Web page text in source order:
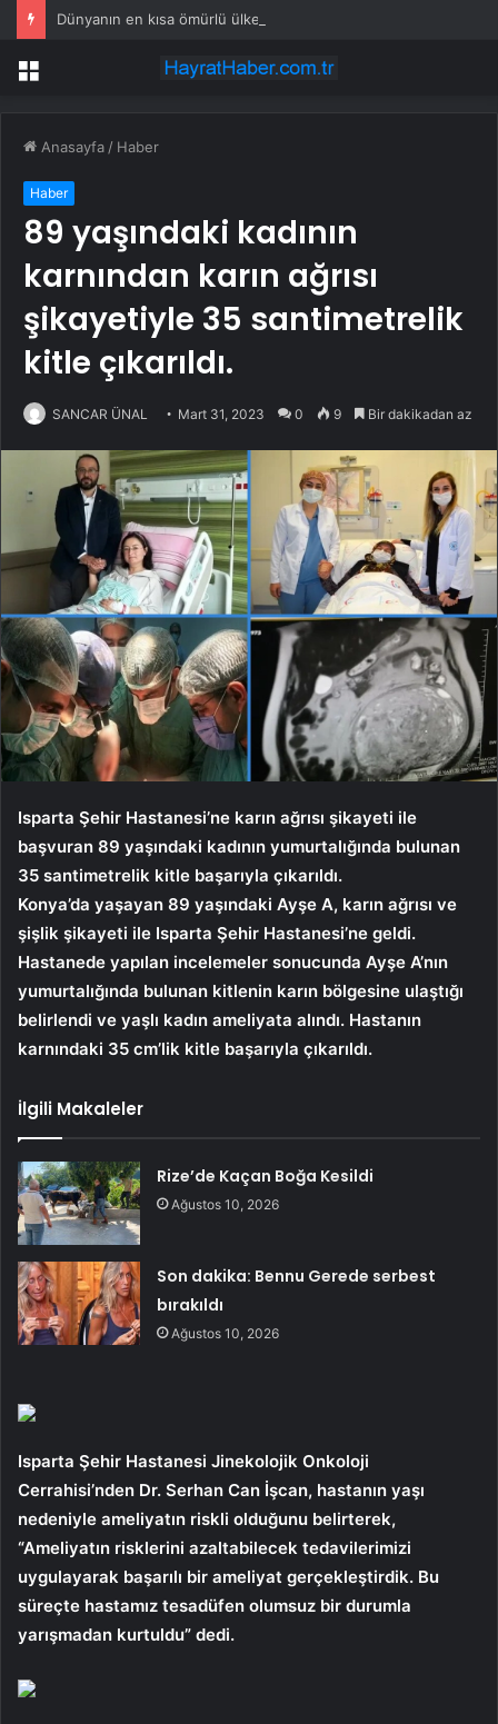
Menü
Anasayfa / Haber
Haber
89 yaşındaki kadının
karnından karın ağrısı
şikayetiyle 35 santimetrelik
kitle çıkarıldı.
SANCAR ÜNAL Mart 31, 2023 0 9 Bir dakikadan az
Isparta Şehir Hastanesi’ne karın ağrısı şikayeti ile
başvuran 89 yaşındaki kadının yumurtalığında bulunan
35 santimetrelik kitle başarıyla çıkarıldı.
Konya’da yaşayan 89 yaşındaki Ayşe A, karın ağrısı ve
şişlik şikayeti ile Isparta Şehir Hastanesi’ne geldi.
Hastanede yapılan incelemeler sonucunda Ayşe A’nın
yumurtalığında bulunan kitlenin karın bölgesine ulaştığı
belirlendi ve yaşlı kadın ameliyata alındı. Hastanın
karnındaki 35 cm’lik kitle başarıyla çıkarıldı.
İlgili Makaleler
Rize’de Kaçan Boğa Kesildi
Ağustos 10, 2026
Son dakika: Bennu Gerede serbest
bırakıldı
Ağustos 10, 2026
Isparta Şehir Hastanesi Jinekolojik Onkoloji
Cerrahisi’nden Dr. Serhan Can İşcan, hastanın yaşı
nedeniyle ameliyatın riskli olduğunu belirterek,
“Ameliyatın risklerini azaltabilecek tedavilerimizi
uygulayarak başarılı bir ameliyat gerçekleştirdik. Bu
süreçte hastamız tesadüfen olumsuz bir durumla
yarışmadan kurtuldu” dedi.